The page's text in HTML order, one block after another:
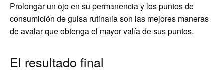
Prolongar un ojo en su permanencia y los puntos de
consumición de guisa rutinaria son las mejores maneras
de avalar que obtenga el mayor valía de sus puntos.
El resultado final